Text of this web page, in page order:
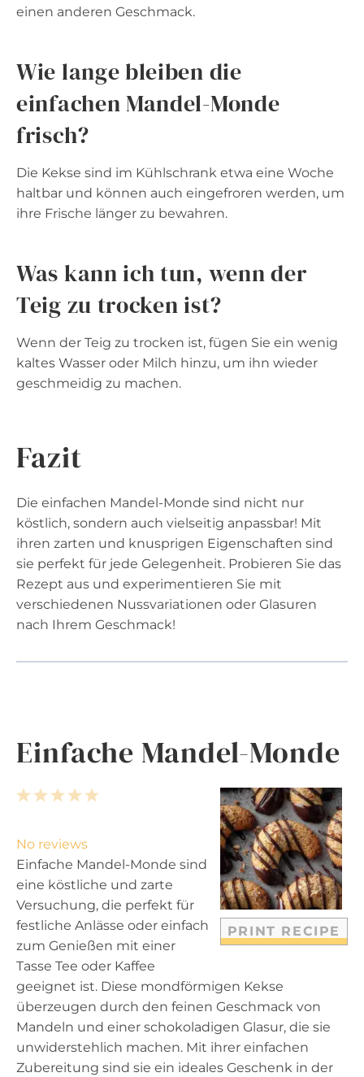
einen anderen Geschmack.
Wie lange bleiben die
einfachen Mandel-Monde
frisch?
Die Kekse sind im Kühlschrank etwa eine Woche
haltbar und können auch eingefroren werden, um
ihre Frische länger zu bewahren.
Was kann ich tun, wenn der
Teig zu trocken ist?
Wenn der Teig zu trocken ist, fügen Sie ein wenig
kaltes Wasser oder Milch hinzu, um ihn wieder
geschmeidig zu machen.
Fazit
Die einfachen Mandel-Monde sind nicht nur
köstlich, sondern auch vielseitig anpassbar! Mit
ihren zarten und knusprigen Eigenschaften sind
sie perfekt für jede Gelegenheit. Probieren Sie das
Rezept aus und experimentieren Sie mit
verschiedenen Nussvariationen oder Glasuren
nach Ihrem Geschmack!
Einfache Mandel-Monde
PRINT RECIPE
5
a
r
s
4
t
a
r
s
3
t
a
r
s
2
t
a
r
s
1
t
a
r
No reviews
Einfache Mandel-Monde sind
eine köstliche und zarte
Versuchung, die perfekt für
festliche Anlässe oder einfach
zum Genießen mit einer
Tasse Tee oder Kaffee
geeignet ist. Diese mondförmigen Kekse
überzeugen durch den feinen Geschmack von
Mandeln und einer schokoladigen Glasur, die sie
unwiderstehlich machen. Mit ihrer einfachen
Zubereitung sind sie ein ideales Geschenk in der